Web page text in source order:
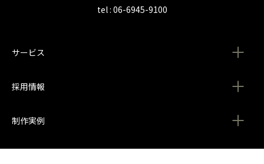
tel : 06-6945-9100
サービス
採用情報
制作実例